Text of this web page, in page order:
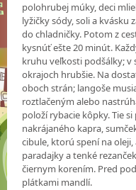
polohrubej múky, deci
lyžičky sódy, soli a kvásku
do chladničky. Potom z
kysnúť ešte 20 minút.
kruhu veľkosti podšálky; v
okrajoch hrubšie. Na
oboch strán; langoše
roztlačeným alebo
položí rybacie kôpky. Tie
nakrájaného kapra,
cibule, ktorú spení na
paradajky a tenké
čiernym korením. Pred
plátkami mandlí.